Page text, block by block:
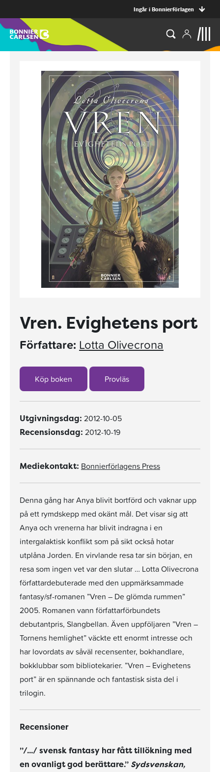
Ingår i Bonnierförlagen
Vren. Evighetens port
Författare: Lotta Olivecrona
Köp boken Provläs
Utgivningsdag: 2012-10-05
Recensionsdag: 2012-10-19
Mediekontakt: Bonnierförlagens Press
Denna gång har Anya blivit bortförd och vaknar upp
på ett rymdskepp med okänt mål. Det visar sig att
Anya och vrenerna har blivit indragna i en
intergalaktisk konflikt som på sikt också hotar
utplåna Jorden. En virvlande resa tar sin början, en
resa som ingen vet var den slutar … Lotta Olivecrona
författardebuterade med den uppmärksammade
fantasy/sf-romanen ”Vren – De glömda rummen”
2005. Romanen vann författarförbundets
debutantpris, Slangbellan. Även uppföljaren ”Vren –
Tornens hemlighet” väckte ett enormt intresse och
har lovordats av såväl recensenter, bokhandlare,
bokklubbar som bibliotekarier. ”Vren – Evighetens
port” är en spännande och fantastisk sista del i
trilogin.
Recensioner
”/.../ svensk fantasy har fått tillökning med
en ovanligt god berättare.” Sydsvenskan,